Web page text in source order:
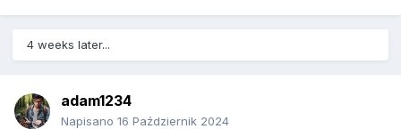
4 weeks later...
adam1234
Napisano 16 Październik 2024